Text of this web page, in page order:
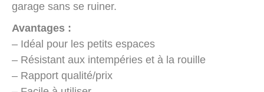
garage sans se ruiner.
Avantages :
– Idéal pour les petits espaces
– Résistant aux intempéries et à la rouille
– Rapport qualité/prix